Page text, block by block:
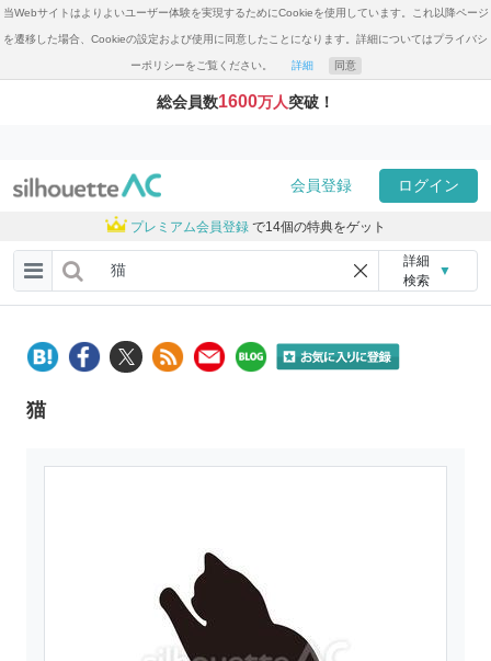
当Webサイトはよりよいユーザー体験を実現するためにCookieを使用しています。これ以降ページ
を遷移した場合、Cookieの設定および使用に同意したことになります。詳細についてはプライバシ
ーポリシーをご覧ください。 詳細 同意
総会員数1600万人突破！
会員登録 ログイン
プレミアム会員登録 で14個の特典をゲット
詳細
検索
▼
猫